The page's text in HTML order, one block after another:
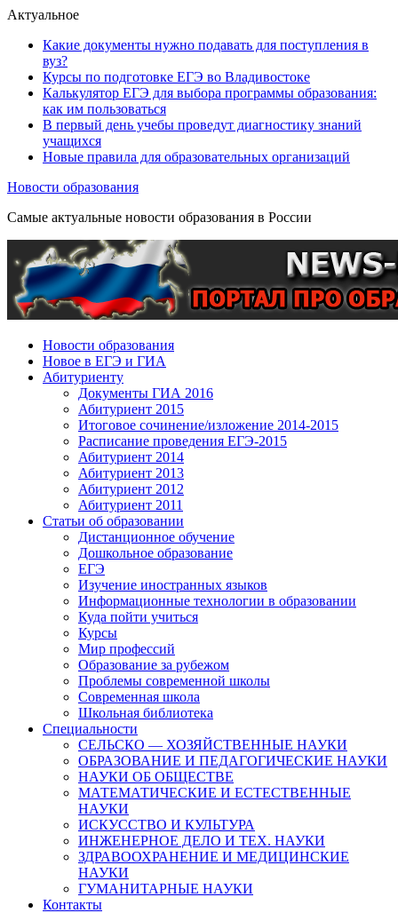
Актуальное
Какие документы нужно подавать для поступления в
вуз?
Курсы по подготовке ЕГЭ во Владивостоке
Калькулятор ЕГЭ для выбора программы образования:
как им пользоваться
В первый день учебы проведут диагностику знаний
учащихся
Новые правила для образовательных организаций
Новости образования
Самые актуальные новости образования в России
Новости образования
Новое в ЕГЭ и ГИА
Абитуриенту
Документы ГИА 2016
Абитуриент 2015
Итоговое сочинение/изложение 2014-2015
Расписание проведения ЕГЭ-2015
Абитуриент 2014
Абитуриент 2013
Абитуриент 2012
Абитуриент 2011
Статьи об образовании
Дистанционное обучение
Дошкольное образование
ЕГЭ
Изучение иностранных языков
Информационные технологии в образовании
Куда пойти учиться
Курсы
Мир профессий
Образование за рубежом
Проблемы современной школы
Современная школа
Школьная библиотека
Специальности
СЕЛЬСКО — ХОЗЯЙСТВЕННЫЕ НАУКИ
ОБРАЗОВАНИЕ И ПЕДАГОГИЧЕСКИЕ НАУКИ
НАУКИ ОБ ОБЩЕСТВЕ
МАТЕМАТИЧЕСКИЕ И ЕСТЕСТВЕННЫЕ
НАУКИ
ИСКУССТВО И КУЛЬТУРА
ИНЖЕНЕРНОЕ ДЕЛО И ТЕХ. НАУКИ
ЗДРАВООХРАНЕНИЕ И МЕДИЦИНСКИЕ
НАУКИ
ГУМАНИТАРНЫЕ НАУКИ
Контакты